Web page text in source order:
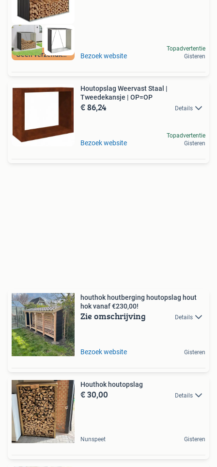
Geen verzendkosten Bezoek website
Topadvertentie
Gisteren
Houtopslag Weervast Staal |
Tweedekansje | OP=OP
€ 86,24 Details
Bezoek website
Topadvertentie
Gisteren
houthok houtberging houtopslag hout
hok vanaf €230,00!
Zie omschrijving Details
Bezoek website Gisteren
Houthok houtopslag
€ 30,00 Details
Nunspeet Gisteren